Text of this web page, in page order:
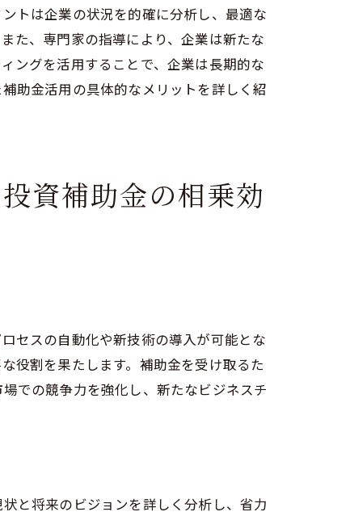
トは企業の状況を的確に分析し、最適な
た、専門家の指導により、企業は新たな
ングを活用することで、企業は長期的な
助金活用の具体的なメリットを詳しく紹
資補助金の相乗効
セスの自動化や新技術の導入が可能とな
役割を果たします。補助金を受け取るた
での競争力を強化し、新たなビジネスチ
と将来のビジョンを詳しく分析し、省力